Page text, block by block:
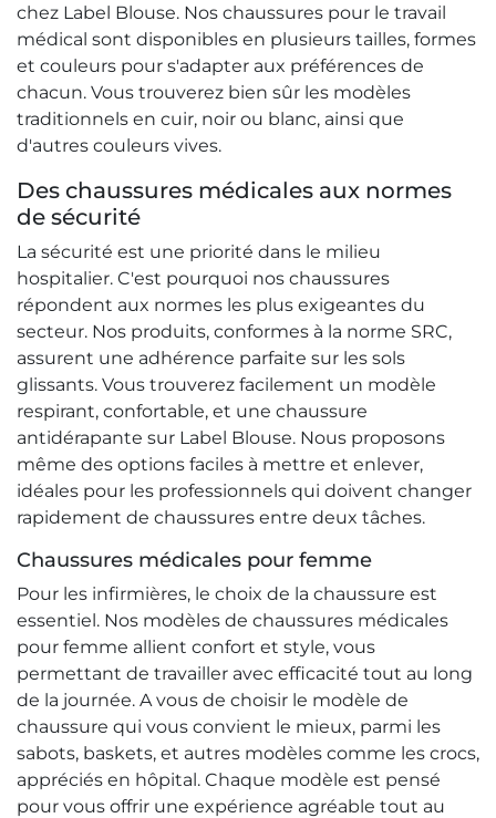
chez Label Blouse. Nos chaussures pour le travail
médical sont disponibles en plusieurs tailles, formes
et couleurs pour s'adapter aux préférences de
chacun. Vous trouverez bien sûr les modèles
traditionnels en cuir, noir ou blanc, ainsi que
d'autres couleurs vives.
Des chaussures médicales aux normes
de sécurité
La sécurité est une priorité dans le milieu
hospitalier. C'est pourquoi nos chaussures
répondent aux normes les plus exigeantes du
secteur. Nos produits, conformes à la norme SRC,
assurent une adhérence parfaite sur les sols
glissants. Vous trouverez facilement un modèle
respirant, confortable, et une chaussure
antidérapante sur Label Blouse. Nous proposons
même des options faciles à mettre et enlever,
idéales pour les professionnels qui doivent changer
rapidement de chaussures entre deux tâches.
Chaussures médicales pour femme
Pour les infirmières, le choix de la chaussure est
essentiel. Nos modèles de chaussures médicales
pour femme allient confort et style, vous
permettant de travailler avec efficacité tout au long
de la journée. A vous de choisir le modèle de
chaussure qui vous convient le mieux, parmi les
sabots, baskets, et autres modèles comme les crocs,
appréciés en hôpital. Chaque modèle est pensé
pour vous offrir une expérience agréable tout au